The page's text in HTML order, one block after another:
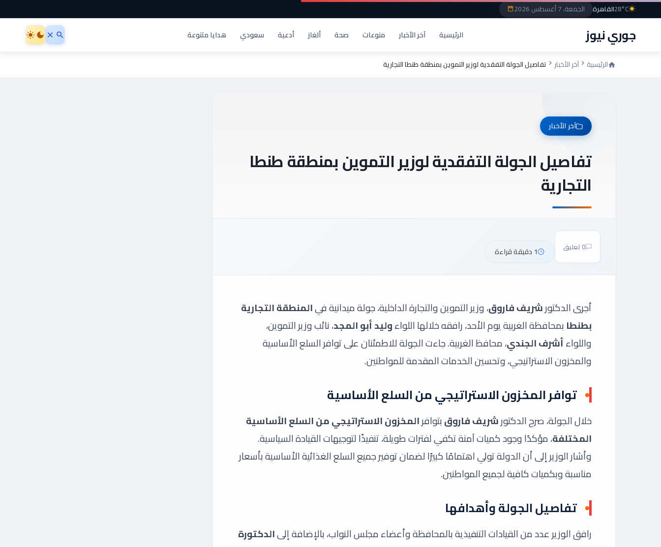
الجمعة، 7 أغسطس 2026 28°Cالقاهرة
جوري نيوز الرئيسية آخر الأخبار منوعات صحة ألغاز أدعية سعودي هدايا متنوعة
الرئيسية آخر الأخبار تفاصيل الجولة التفقدية لوزير التموين بمنطقة طنطا التجارية
آخر الأخبار
تفاصيل الجولة التفقدية لوزير التموين بمنطقة طنطا
التجارية
0 تعليق 1 دقيقة قراءة
أجرى الدكتورشريف فاروق، وزير التموين والتجارة الداخلية، جولة ميدانية فيالمنطقة التجارية
بطنطابمحافظة الغربية يوم الأحد، رافقه خلالها اللواءوليد أبو المجد، نائب وزير التموين،
واللواءأشرف الجندي، محافظ الغربية. جاءت الجولة للاطمئنان على توافر السلع الأساسية
والمخزون الاستراتيجي، وتحسين الخدمات المقدمة للمواطنين.
توافر المخزون الاستراتيجي من السلع الأساسية
خلال الجولة، صرح الدكتورشريف فاروقبتوافرالمخزون الاستراتيجي من السلع الأساسية
المختلفة، مؤكدًا وجود كميات آمنة تكفي لفترات طويلة، تنفيذًا لتوجيهات القيادة السياسية.
وأشار الوزير إلى أن الدولة تولي اهتمامًا كبيرًا لضمان توفير جميع السلع الغذائية الأساسية بأسعار
مناسبة وبكميات كافية لجميع المواطنين.
تفاصيل الجولة وأهدافها
رافق الوزير عدد من القيادات التنفيذية بالمحافظة وأعضاء مجلس النواب، بالإضافة إلىالدكتورة